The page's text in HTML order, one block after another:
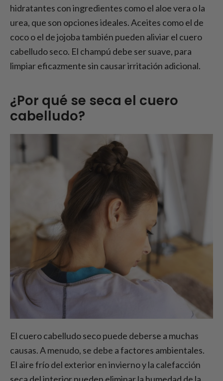
hidratantes con ingredientes como el aloe vera o la
urea, que son opciones ideales. Aceites como el de
coco o el de jojoba también pueden aliviar el cuero
cabelludo seco. El champú debe ser suave, para
limpiar eficazmente sin causar irritación adicional.
¿Por qué se seca el cuero
cabelludo?
El cuero cabelludo seco puede deberse a muchas
causas. A menudo, se debe a factores ambientales.
El aire frío del exterior en invierno y la calefacción